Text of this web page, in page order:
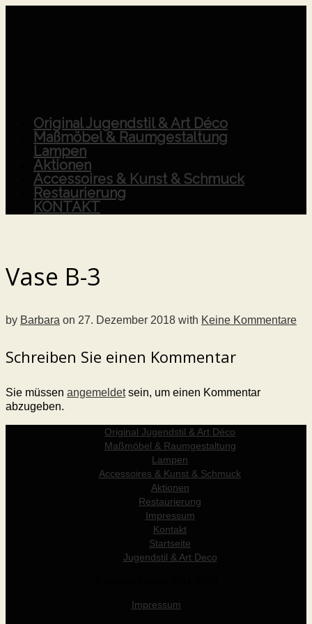
Original Jugendstil & Art Déco
Maßmöbel & Raumgestaltung
Lampen
Aktionen
Accessoires & Kunst & Schmuck
Restaurierung
KONTAKT
Vase B-3
by Barbara on 27. Dezember 2018 with Keine Kommentare
Schreiben Sie einen Kommentar
Sie müssen angemeldetsein, um einen Kommentar
abzugeben.
Original Jugendstil & Art Déco
Maßmöbel & Raumgestaltung
Lampen
Accessoires & Kunst & Schmuck
Aktionen
Restaurierung
Impressum
Kontakt
Startseite
Jugendstil & Art Deco
Impressum